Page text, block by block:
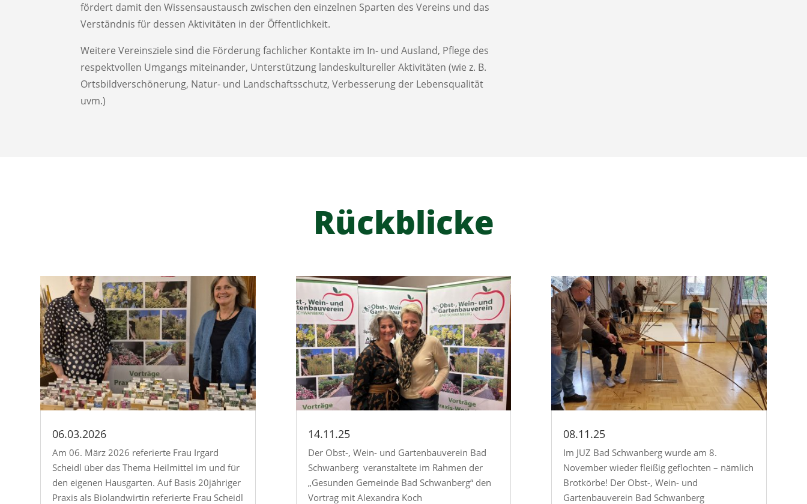
fördert damit den Wissensaustausch zwischen den einzelnen Sparten des Vereins und das
Verständnis für dessen Aktivitäten in der Öffentlichkeit.
Weitere Vereinsziele sind die Förderung fachlicher Kontakte im In- und Ausland, Pflege des
respektvollen Umgangs miteinander, Unterstützung landeskultureller Aktivitäten (wie z. B.
Ortsbildverschönerung, Natur- und Landschaftsschutz, Verbesserung der Lebensqualität
uvm.)
Rückblicke
06.03.2026
Am 06. März 2026 referierte Frau Irgard
Scheidl über das Thema Heilmittel im und für
den eigenen Hausgarten. Auf Basis 20jähriger
Praxis als Biolandwirtin referierte Frau Scheidl
14.11.25
Der Obst-, Wein- und Gartenbauverein Bad
Schwanberg veranstaltete im Rahmen der
„Gesunden Gemeinde Bad Schwanberg“ den
Vortrag mit Alexandra Koch
08.11.25
Im JUZ Bad Schwanberg wurde am 8.
November wieder fleißig geflochten – nämlich
Brotkörbe! Der Obst-, Wein- und
Gartenbauverein Bad Schwanberg